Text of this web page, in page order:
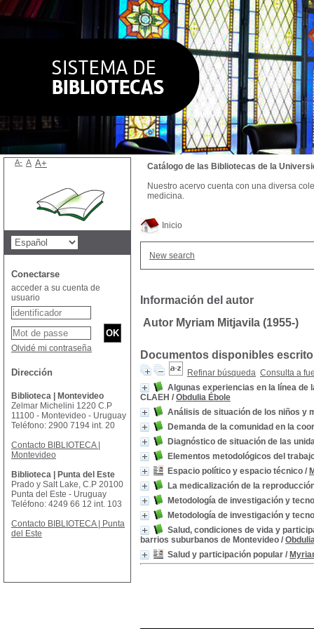
Inicio
New search
Información del autor
Autor Myriam Mitjavila (1955-)
Documentos disponibles
Refinar búsqueda Consulta a
Algunas experiencias en la línea de
CLAEH / Obdulia Ébole
Análisis de situación de los niños y
Demanda de la comunidad en la
Diagnóstico de situación de las
Elementos metodológicos del
Espacio político y espacio técnico /
La medicalización de la
Metodología de investigación y
Metodología de investigación y
Salud, condiciones de vida y
barrios suburbanos de Montevideo /
Salud y participación popular /
Catálogo de las Bibliotecas de la
Nuestro acervo cuenta con una diversa
medicina.
A- A A+
Conectarse
acceder a su cuenta de
usuario
Olvidé mi contraseña
Dirección
Biblioteca | Montevideo
Zelmar Michelini 1220 C.P
11100 - Montevideo - Uruguay
Teléfono: 2900 7194 int. 20
Contacto BIBLIOTECA |
Montevideo
Biblioteca | Punta del Este
Prado y Salt Lake, C.P 20100
Punta del Este - Uruguay
Teléfono: 4249 66 12 int. 103
Contacto BIBLIOTECA | Punta
del Este